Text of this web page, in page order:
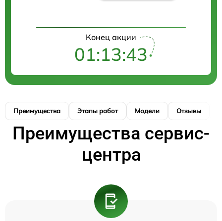
Конец акции
01:13:43
Преимущества Этапы работ Модели Отзывы
Преимущества сервис-
центра